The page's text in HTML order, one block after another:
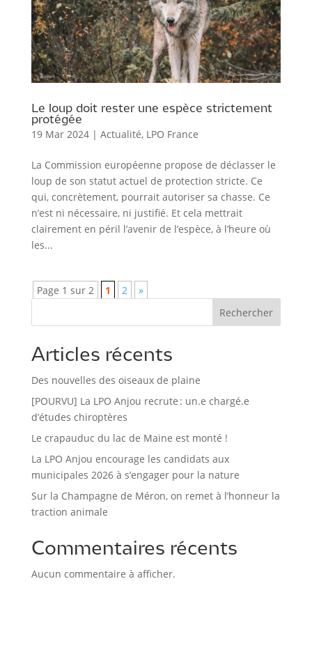
Le loup doit rester une espèce strictement
protégée
19 Mar 2024| Actualité, LPO France
La Commission européenne propose de déclasser le
loup de son statut actuel de protection stricte. Ce
qui, concrètement, pourrait autoriser sa chasse. Ce
n’est ni nécessaire, ni justifié. Et cela mettrait
clairement en péril l’avenir de l’espèce, à l’heure où
les...
Page 1 sur 2 1 2
»
Rechercher
Articles récents
Des nouvelles des oiseaux de plaine
[POURVU] La LPO Anjou recrute : un.e chargé.e
d’études chiroptères
Le crapauduc du lac de Maine est monté !
La LPO Anjou encourage les candidats aux
municipales 2026 à s’engager pour la nature
Sur la Champagne de Méron, on remet à l’honneur la
traction animale
Commentaires récents
Aucun commentaire à afficher.